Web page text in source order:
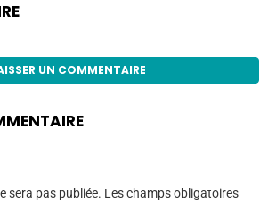
UN COMMENTAIRE
sera pas publiée. Les champs obligatoires